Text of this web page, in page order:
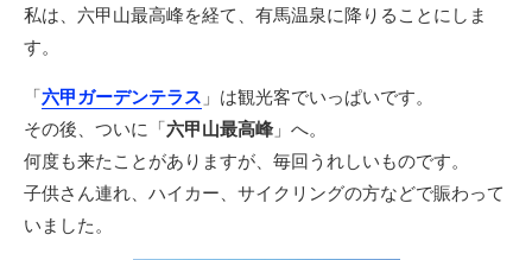
私は、六甲山最高峰を経て、有馬温泉に降りることにしま
す。
「六甲ガーデンテラス 」は観光客でいっぱいです。
その後、ついに「六甲山最高峰」へ。
何度も来たことがありますが、毎回うれしいものです。
子供さん連れ、ハイカー、サイクリングの方などで賑わって
いました。